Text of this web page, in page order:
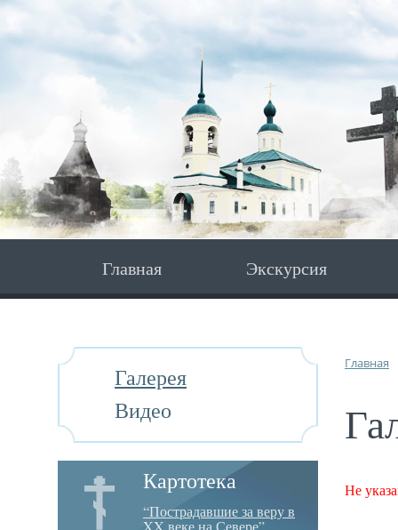
Главная Экскурсия
Галерея
Видео
Картотека
“Пострадавшие за веру в
XX веке на Севере”
Главная
Не